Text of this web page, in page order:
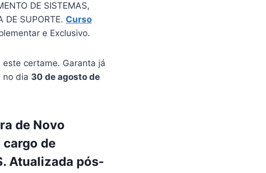
DE SISTEMAS,
DE SUPORTE. Curso
e Exclusivo.
certame. Garanta já
no dia 30 de agosto de
de Novo
cargo de
Atualizada pós-